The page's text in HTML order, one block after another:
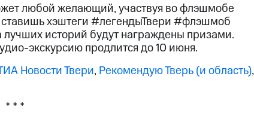
любой желающий, участвуя во флэшмобе
ставишь хэштеги #легендыТвери #флэшмоб
лучших историй будут награждены призами.
экскурсию продлится до 10 июня.
Новости Твери, Рекомендую Тверь (и область),
* * *